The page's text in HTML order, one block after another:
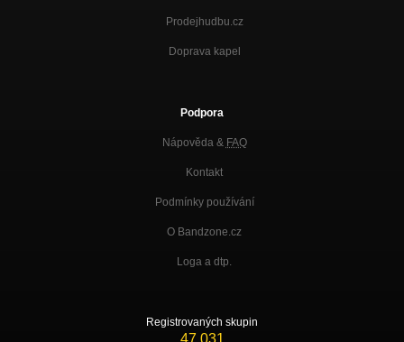
Prodejhudbu.cz
Doprava kapel
Podpora
Nápověda & FAQ
Kontakt
Podmínky používání
O Bandzone.cz
Loga a dtp.
Registrovaných skupin